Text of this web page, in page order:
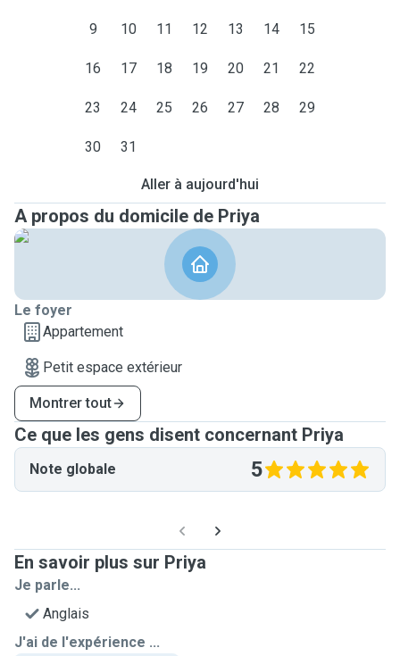
9 10 11 12 13 14 15
16 17 18 19 20 21 22
23 24 25 26 27 28 29
30 31
Aller à aujourd'hui
A propos du domicile de Priya
Le foyer
Appartement
Petit espace extérieur
Montrer tout
Ce que les gens disent concernant Priya
Note globale 5
En savoir plus sur Priya
Je parle...
Anglais
J'ai de l'expérience ...